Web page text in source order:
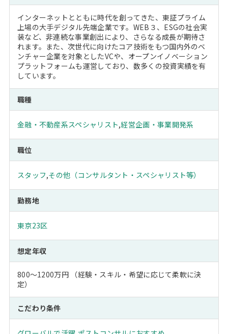
インターネットとともに時代を創ってきた、東証プライム
上場の大手デジタル先端企業です。WEB３、ESGの社会実
装など、非連続な事業創出により、さらなる成長が期待さ
れます。また、次世代に向けたコア技術をもつ国内外のベ
ンチャー企業を対象としたVCや、オープンイノベーション
プラットフォームも運営しており、数多くの投資実績を有
しています。
職種
金融・不動産系スペシャリスト,経営企画・事業開発系
職位
スタッフ,その他（コンサルタント・スペシャリスト等）
勤務地
東京23区
想定年収
800～1200万円 （経験・スキル・希望に応じて柔軟に決
定）
こだわり条件